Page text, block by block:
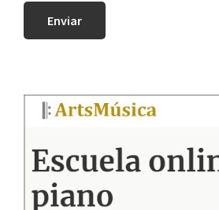
Barra
principal